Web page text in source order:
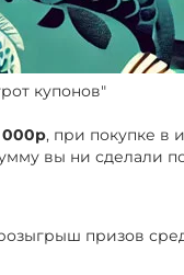
купонов"
000р, при покупке в
вы ни сделали
призов